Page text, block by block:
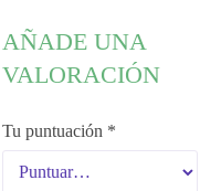
AÑADE UNA
VALORACIÓN
Tu puntuación *